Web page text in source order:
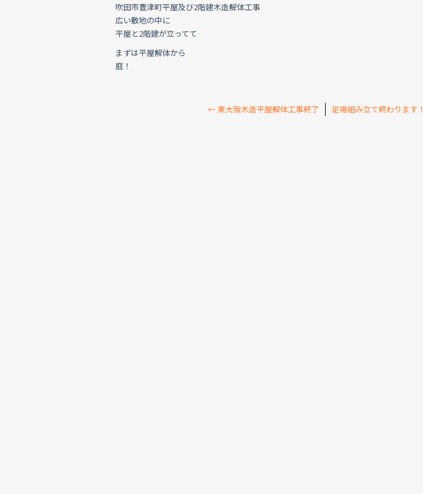
吹田市豊津町平屋及び2階建木造解体工事
広い敷地の中に
平屋と2階建が立ってて
まずは平屋解体から
庭！
← 東大阪木造平屋解体工事終了 足場組み立て終わります！